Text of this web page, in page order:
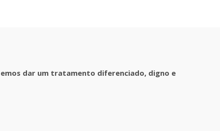
dar um tratamento diferenciado, digno e